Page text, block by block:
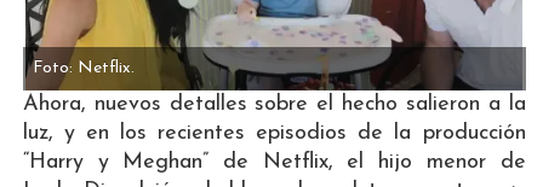
Foto: Netflix.
Ahora, nuevos detalles sobre el hecho salieron a la
luz, y en los recientes episodios de la producción
“Harry y Meghan” de Netflix, el hijo menor de